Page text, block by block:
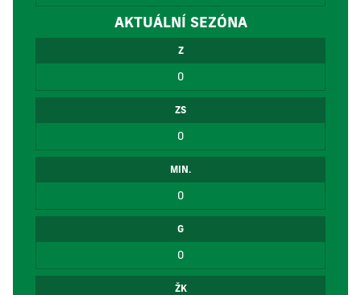
AKTUÁLNÍ SEZÓNA
Z
0
ZS
0
MIN.
0
G
0
ŽK